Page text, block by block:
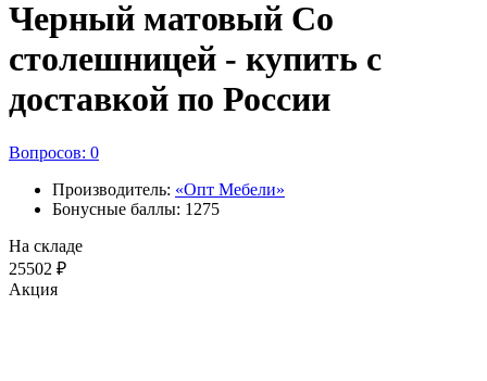
Черный матовый Со
столешницей - купить с
доставкой по России
Вопросов: 0
Производитель: «Опт Мебели»
Бонусные баллы: 1275
На складе
25502 ₽
Акция